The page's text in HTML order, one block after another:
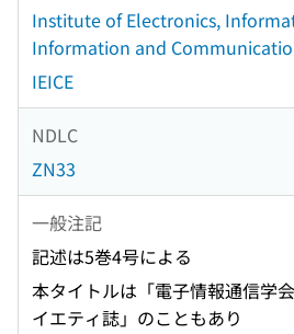
Institute of Electronics,
Information and
IEICE
NDLC
ZN33
一般注記
記述は5巻4号による
本タイトルは「電子情報通信学
イエティ誌」のこともあり